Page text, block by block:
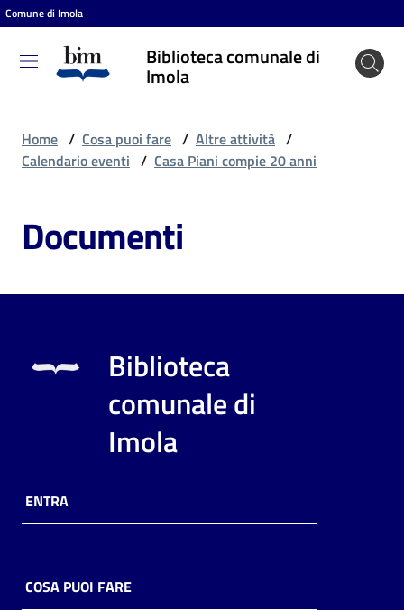
Vai al contenuto
Vai alla navigazione
Vai al footer
Comune di Imola
Biblioteca comunale di
Imola
Biblioteca
comunale
puoi
Risorse
online
Home / Cosa puoi fare / Altre attività /
Calendario eventi / Casa Piani compie 20 anni
Documenti
Biblioteca
comunale di
Imola
ENTRA
COSA PUOI FARE